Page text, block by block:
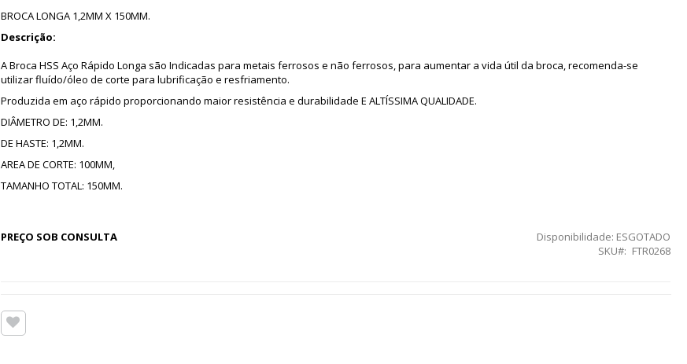
BROCA LONGA 1,2MM X 150MM.
Descrição:
A Broca HSS Aço Rápido Longa são Indicadas para metais ferrosos e não ferrosos, para aumentar a vida útil da broca, recomenda-se
utilizar fluído/óleo de corte para lubrificação e resfriamento.
Produzida em aço rápido proporcionando maior resistência e durabilidade E ALTÍSSIMA QUALIDADE.
DIÂMETRO DE: 1,2MM.
DE HASTE: 1,2MM.
AREA DE CORTE: 100MM,
TAMANHO TOTAL: 150MM.
PREÇO SOB CONSULTA Disponibilidade: ESGOTADO
SKU
FTR0268